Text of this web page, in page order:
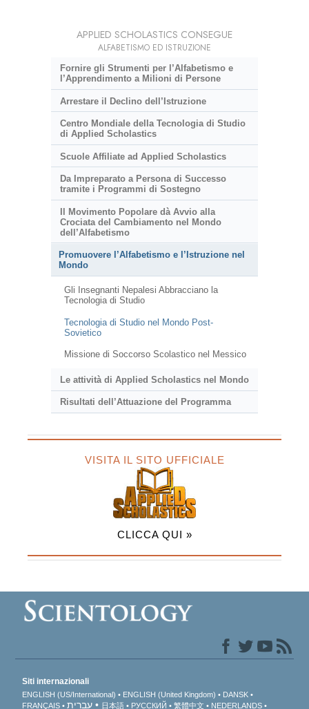
APPLIED SCHOLASTICS CONSEGUE
ALFABETISMO ED ISTRUZIONE
Fornire gli Strumenti per l’Alfabetismo e
l’Apprendimento a Milioni di Persone
Arrestare il Declino dell’Istruzione
Centro Mondiale della Tecnologia di Studio
di Applied Scholastics
Scuole Affiliate ad Applied Scholastics
Da Impreparato a Persona di Successo
tramite i Programmi di Sostegno
Il Movimento Popolare dà Avvio alla
Crociata del Cambiamento nel Mondo
dell’Alfabetismo
Promuovere l’Alfabetismo e l’Istruzione nel
Mondo
Gli Insegnanti Nepalesi Abbracciano la
Tecnologia di Studio
Tecnologia di Studio nel Mondo Post-
Sovietico
Missione di Soccorso Scolastico nel Messico
Le attività di Applied Scholastics nel Mondo
Risultati dell’Attuazione del Programma
VISITA IL SITO UFFICIALE
CLICCA QUI »
Siti internazionali
ENGLISH (US/International) ENGLISH (United Kingdom)
DANSK
FRANÇAIS
עברית 日本語 РУССКИЙ 繁體中文 NEDERLANDS